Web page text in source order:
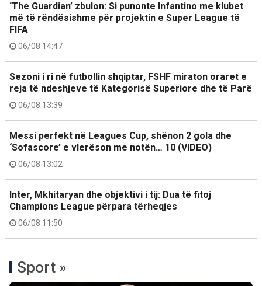
‘The Guardian’ zbulon: Si punonte Infantino me klubet
më të rëndësishme për projektin e Super League të
FIFA
06/08 14:47
Sezoni i ri në futbollin shqiptar, FSHF miraton oraret e
reja të ndeshjeve të Kategorisë Superiore dhe të Parë
06/08 13:39
Messi perfekt në Leagues Cup, shënon 2 gola dhe
‘Sofascore’ e vlerëson me notën… 10 (VIDEO)
06/08 13:02
Inter, Mkhitaryan dhe objektivi i tij: Dua të fitoj
Champions League përpara tërheqjes
06/08 11:50
Sport »